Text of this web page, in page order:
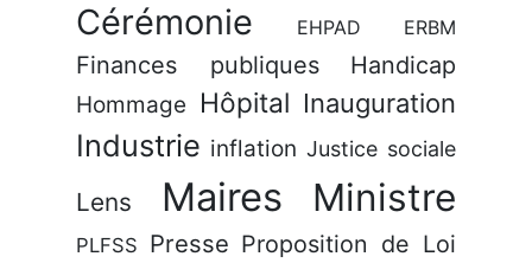
Cérémonie EHPAD ERBM
Finances publiques Handicap
Hommage Hôpital Inauguration
Industrie inflation Justice sociale
Lens Maires Ministre
PLFSS Presse Proposition de Loi